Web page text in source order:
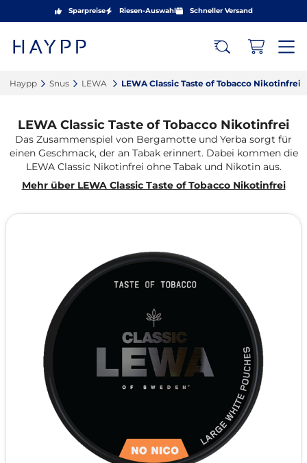
Sparpreise Riesen-Auswahl Schneller Versand
Haypp‎ Snus‎ LEWA ‎ LEWA Classic Taste of Tobacco Nikotinfrei‎
LEWA Classic Taste of Tobacco Nikotinfrei
Das Zusammenspiel von Bergamotte und Yerba sorgt für
einen Geschmack, der an Tabak erinnert. Dabei kommen die
LEWA Classic Nikotinfrei ohne Tabak und Nikotin aus.
Mehr über LEWA Classic Taste of Tobacco Nikotinfrei